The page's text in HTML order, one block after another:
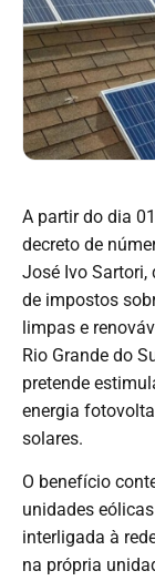
A partir do dia
decreto de
José Ivo Sartori,
de impostos
limpas e
Rio Grande do
pretende
energia
solares.
O benefício
unidades
interligada à
na própria